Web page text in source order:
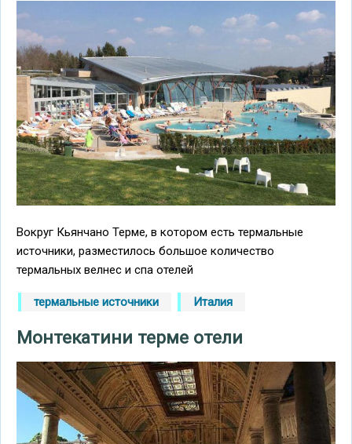
Вокруг Кьянчано Терме, в котором есть термальные
источники, разместилось большое количество
термальных велнес и спа отелей
термальные источники Италия
Монтекатини терме отели